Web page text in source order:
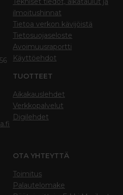
ilmoitushinnat
Tietoa verkon kävijöistä
Tietosuojaseloste
Avoimuusraportti
Käyttöehdot
TUOTTEET
Aikakauslehdet
Verkkopalvelut
Digilehdet
OTA YHTEYTTÄ
Toimitus
Palautelomake